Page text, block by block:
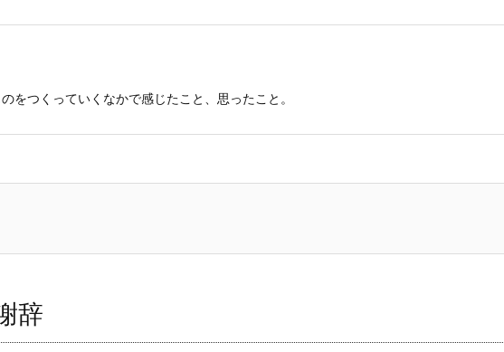
をつくっていくなかで感じたこと、思ったこと。
辞